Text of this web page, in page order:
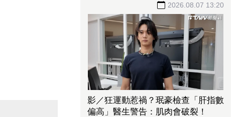
2026.08.07 13:20
影／狂運動惹禍？珉豪檢查「肝指數
偏高」醫生警告：肌肉會破裂！